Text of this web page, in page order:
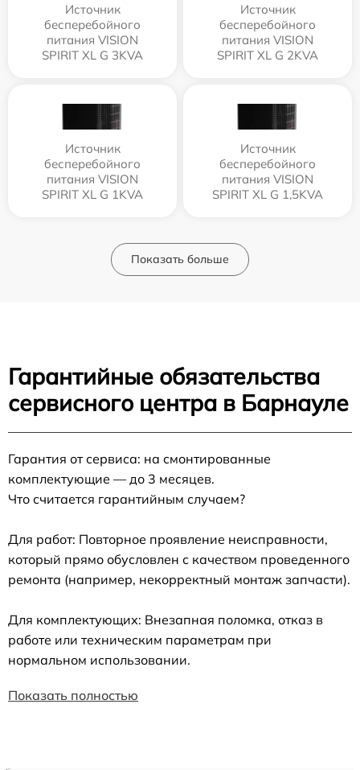
Источник
бесперебойного
питания VISION
SPIRIT XL G 3KVA
Источник
бесперебойного
питания VISION
SPIRIT XL G 2KVA
Источник
бесперебойного
питания VISION
SPIRIT XL G 1KVA
Источник
бесперебойного
питания VISION
SPIRIT XL G 1,5KVA
Показать больше
Гарантийные обязательства
сервисного центра в Барнауле
Гарантия от сервиса: на смонтированные
комплектующие — до 3 месяцев.
Что считается гарантийным случаем?
Для работ: Повторное проявление неисправности,
который прямо обусловлен с качеством проведенного
ремонта (например, некорректный монтаж запчасти).
Для комплектующих: Внезапная поломка, отказ в
работе или техническим параметрам при
нормальном использовании.
Показать полностью